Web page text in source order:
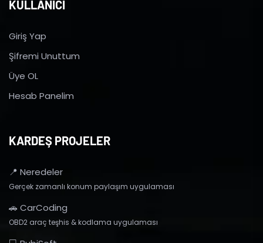
KULLANICI
Giriş Yap
Şifremi Unuttum
Üye OL
Hesab Panelim
KARDEŞ PROJELER
📍 Neredeler
Gerçek zamanlı konum paylaşım uygulaması
🚗 CarCoding
OBD2 araç teşhis & kodlama uygulaması